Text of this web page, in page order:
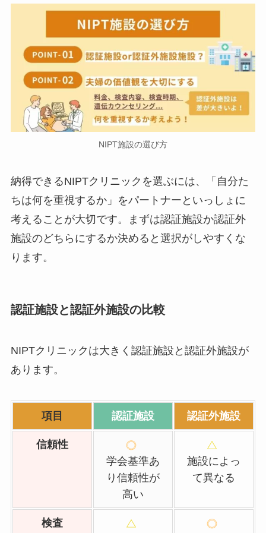
NIPT施設の選び方
納得できるNIPTクリニックを選ぶには、「自分た
ちは何を重視するか」をパートナーといっしょに
考えることが大切です。まずは認証施設か認証外
施設のどちらにするか決めると選択がしやすくな
ります。
認証施設と認証外施設の比較
NIPTクリニックは大きく認証施設と認証外施設が
あります。
項目 認証施設 認証外施設
信頼性
学会基準あ
り信頼性が
高い
施設によっ
て異なる
検査